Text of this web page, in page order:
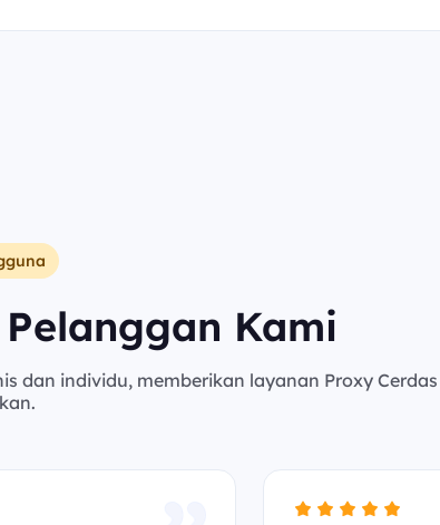
Kami
dan individu, memberikan layanan Proxy